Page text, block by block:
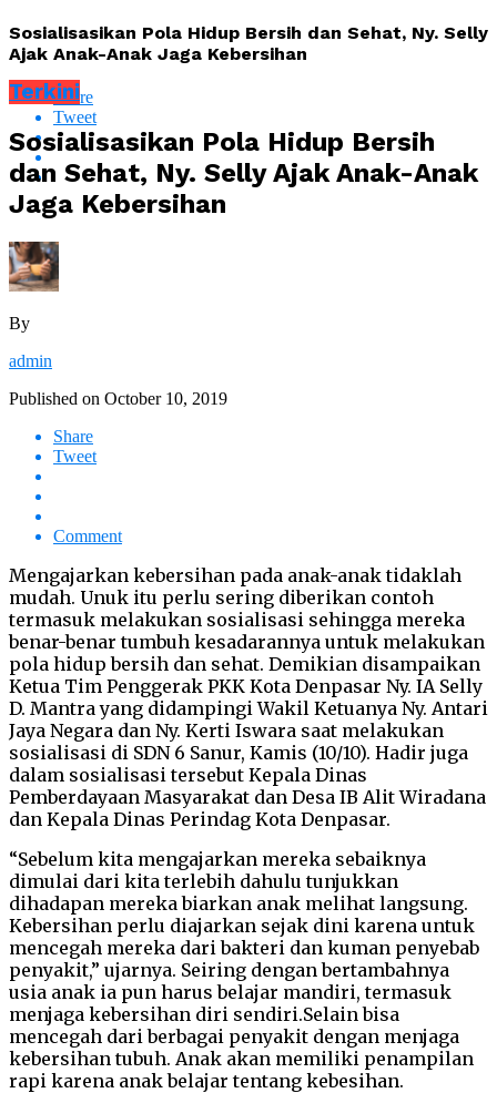
Sosialisasikan Pola Hidup Bersih dan Sehat, Ny. Selly
Ajak Anak-Anak Jaga Kebersihan
Share
Tweet
Terkini
Sosialisasikan Pola Hidup Bersih
dan Sehat, Ny. Selly Ajak Anak-Anak
Jaga Kebersihan
By
admin
Published on October 10, 2019
Share
Tweet
Comment
Mengajarkan kebersihan pada anak-anak tidaklah
mudah. Unuk itu perlu sering diberikan contoh
termasuk melakukan sosialisasi sehingga mereka
benar-benar tumbuh kesadarannya untuk melakukan
pola hidup bersih dan sehat. Demikian disampaikan
Ketua Tim Penggerak PKK Kota Denpasar Ny. IA Selly
D. Mantra yang didampingi Wakil Ketuanya Ny. Antari
Jaya Negara dan Ny. Kerti Iswara saat melakukan
sosialisasi di SDN 6 Sanur, Kamis (10/10). Hadir juga
dalam sosialisasi tersebut Kepala Dinas
Pemberdayaan Masyarakat dan Desa IB Alit Wiradana
dan Kepala Dinas Perindag Kota Denpasar.
“Sebelum kita mengajarkan mereka sebaiknya
dimulai dari kita terlebih dahulu tunjukkan
dihadapan mereka biarkan anak melihat langsung.
Kebersihan perlu diajarkan sejak dini karena untuk
mencegah mereka dari bakteri dan kuman penyebab
penyakit,” ujarnya. Seiring dengan bertambahnya
usia anak ia pun harus belajar mandiri, termasuk
menjaga kebersihan diri sendiri.Selain bisa
mencegah dari berbagai penyakit dengan menjaga
kebersihan tubuh. Anak akan memiliki penampilan
rapi karena anak belajar tentang kebesihan.